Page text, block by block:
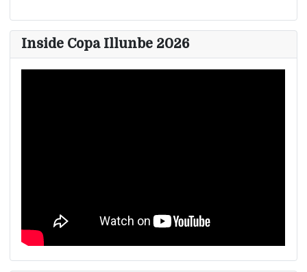
Inside Copa Illunbe 2026